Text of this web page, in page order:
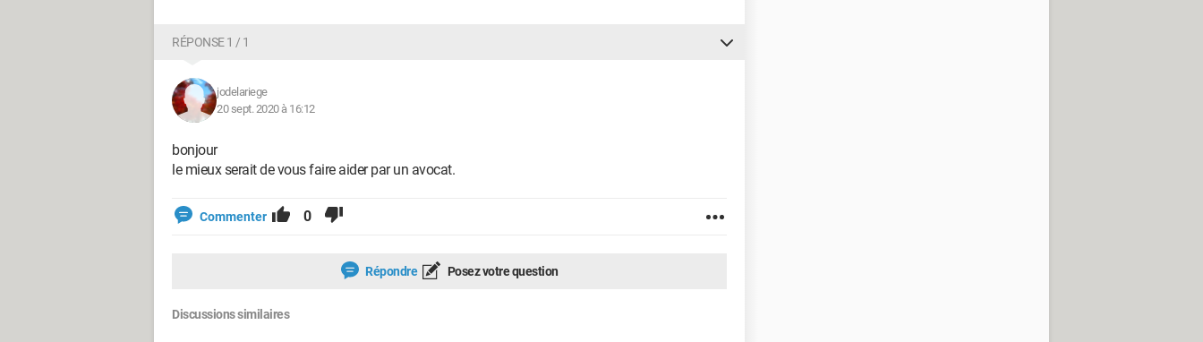
RÉPONSE 1 / 1
jodelariege
20 sept. 2020 à 16:12
bonjour
le mieux serait de vous faire aider par un avocat.
Commenter 0
Répondre Posez votre question
Discussions similaires